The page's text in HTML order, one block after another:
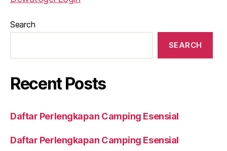
Search
SEARCH
Recent Posts
Daftar Perlengkapan Camping Esensial
Daftar Perlengkapan Camping Esensial